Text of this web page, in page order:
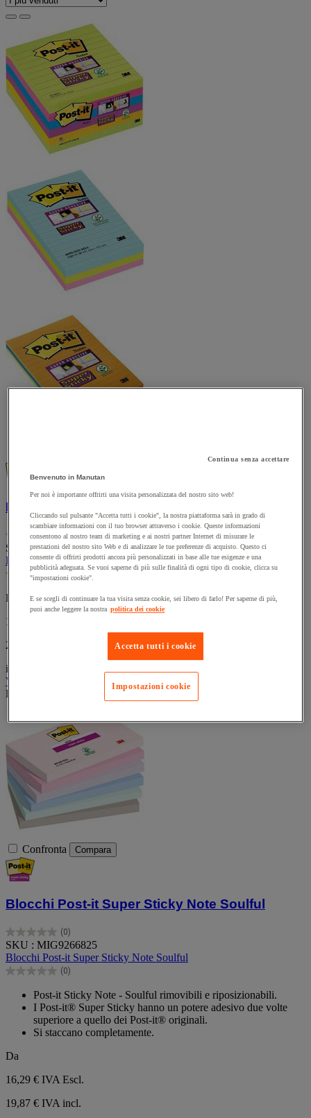
Post-it ® Super Sticky righe
(0)
su
5
stelle.
SKU : MIG2065376
Post-it ® Super Sticky righe
(0)
su
5
stelle.
Da
16,65 €
20,31 € IVA incl.
il kit
Vedi le 2 opzioni
Prodotto temporaneamente non disponibile, tornerà presto.
Confronta Compara
Blocchi Post-it Super Sticky Note Soulful
(0)
0.0
su
5
stelle.
SKU : MIG9266825
Blocchi Post-it Super Sticky Note Soulful
(0)
0.0
Post-it Sticky Note - Soulful rimovibili e riposizionabili.
I Post-it® Super Sticky hanno un potere adesivo due volte
superiore a quello dei Post-it® originali.
Si staccano completamente.
Da
16,29 € IVA Escl.
19,87 € IVA incl.
Continua senza accettare
Benvenuto in Manutan
Per noi è importante offrirti una visita personalizzata del nostro sito web!
Cliccando sul pulsante "Accetta tutti i cookie", la nostra piattaforma sarà in grado di
scambiare informazioni con il tuo browser attraverso i cookie. Queste informazioni
consentono al nostro team di marketing e ai nostri partner Internet di misurare le
prestazioni del nostro sito Web e di analizzare le tue preferenze di acquisto. Questo ci
consente di offrirti prodotti ancora più personalizzati in base alle tue esigenze e una
pubblicità adeguata. Se vuoi saperne di più sulle finalità di ogni tipo di cookie, clicca su
"impostazioni cookie".
E se scegli di continuare la tua visita senza cookie, sei libero di farlo! Per saperne di più,
puoi anche leggere la nostra politica dei cookie
Accetta tutti i cookie
Impostazioni cookie